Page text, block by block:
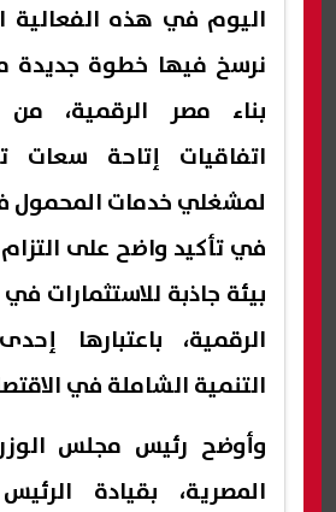
اليوم في هذه الفعالية
نرسخ فيها خطوة جديدة
بناء مصر الرقمية،
اتفاقيات إتاحة سعات
لمشغلي خدمات المحمول
في تأكيد واضح على التزام
بيئة جاذبة للاستثمارات في
الرقمية، باعتبارها
التنمية الشاملة في
وأوضح رئيس مجلس
المصرية، بقيادة